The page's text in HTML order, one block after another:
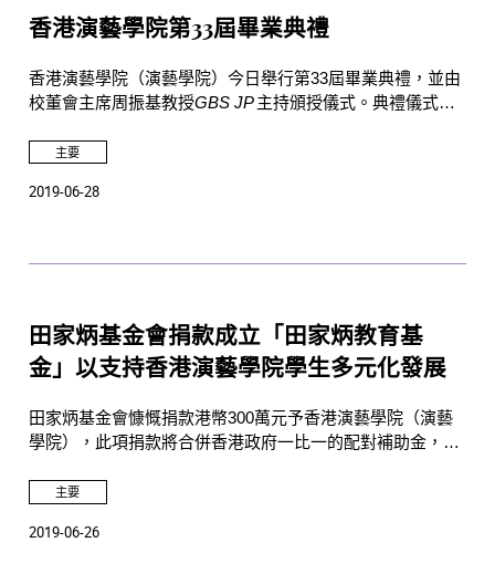
香港演藝學院第33屆畢業典禮
香港演藝學院（演藝學院）今日舉行第33屆畢業典禮，並由
校董會主席周振基教授GBS JP主持頒授儀式。典禮儀式在
主要
2019-06-28
田家炳基金會捐款成立「田家炳教育基
金」以支持香港演藝學院學生多元化發展
田家炳基金會慷慨捐款港幣300萬元予香港演藝學院（演藝
學院），此項捐款將合併香港政府一比一的配對補助金，合
支持演藝學院學生參加「田家炳內地學習交流計劃」及「田
能的新一代表演藝術家。
主要
2019-06-26